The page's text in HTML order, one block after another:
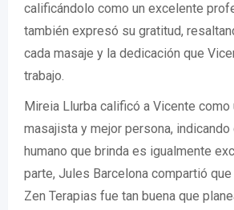
calificándolo como un excelente
también expresó su gratitud,
cada masaje y la dedicación que
trabajo.
Mireia Llurba calificó a Vicente como
masajista y mejor persona, indicando
humano que brinda es igualmente
parte, Jules Barcelona compartió
Zen Terapias fue tan buena que